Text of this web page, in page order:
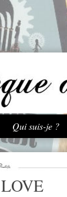
au contenu
Qui suis-je ?